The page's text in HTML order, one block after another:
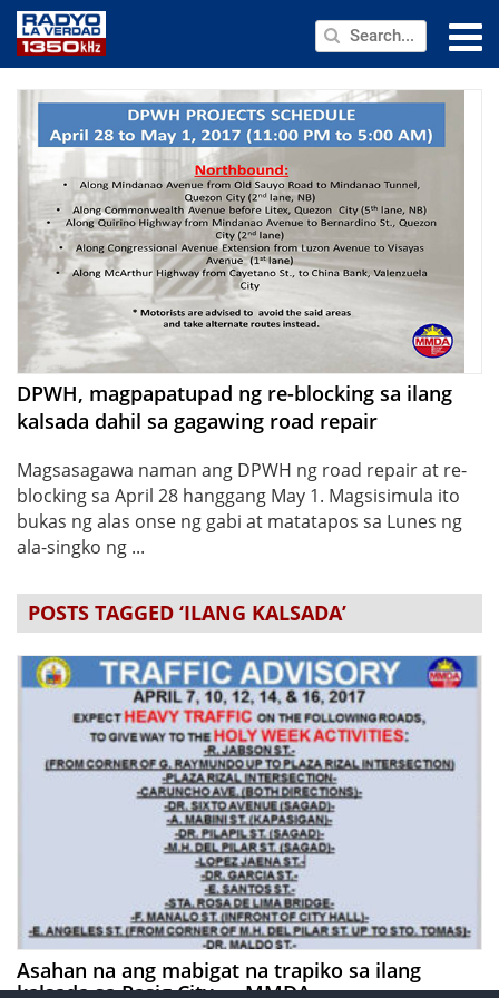
PUBLIC SERVICE
ANNOUNCEMENTS
PROGRAMS
ABOUT
CONTACT US
DPWH, magpapatupad ng re-blocking sa ilang
kalsada dahil sa gagawing road repair
Magsasagawa naman ang DPWH ng road repair at re-
blocking sa April 28 hanggang May 1. Magsisimula ito
bukas ng alas onse ng gabi at matatapos sa Lunes ng
ala-singko ng ...
POSTS TAGGED ‘ILANG KALSADA’
Asahan na ang mabigat na trapiko sa ilang